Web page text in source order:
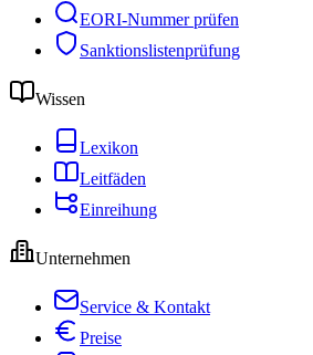
EORI-Nummer prüfen
Sanktionslistenprüfung
Wissen
Lexikon
Leitfäden
Einreihung
Unternehmen
Service & Kontakt
Preise